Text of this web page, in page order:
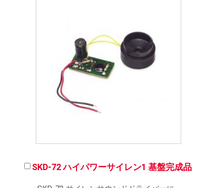
SKD-72 ハイパワーサイレン1 基盤完成品